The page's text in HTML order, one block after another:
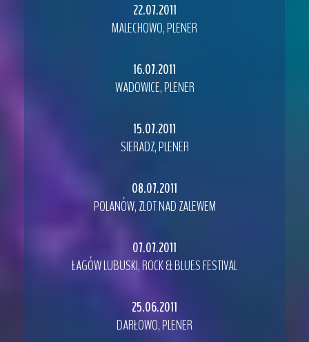
22.07.2011
MALECHOWO, PLENER
16.07.2011
WADOWICE, PLENER
15.07.2011
SIERADZ, PLENER
08.07.2011
POLANÓW, ZLOT NAD ZALEWEM
07.07.2011
ŁAGÓW LUBUSKI, ROCK & BLUES FESTIVAL
25.06.2011
DARŁOWO, PLENER